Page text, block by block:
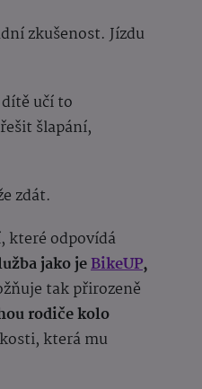
zkušenost. Jízdu
učí to
šlapání,
zdát.
které odpovídá
jako jeBikeUP,
tak přirozeně
rodiče kolo
která mu